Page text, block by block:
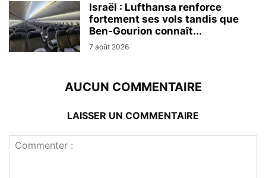
Israël : Lufthansa renforce
fortement ses vols tandis que
Ben-Gourion connaît...
7 août 2026
AUCUN COMMENTAIRE
LAISSER UN COMMENTAIRE